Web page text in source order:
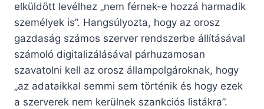
elküldött levélhez „nem férnek-e hozzá harmadik
személyek is”. Hangsúlyozta, hogy az orosz
gazdaság számos szerver rendszerbe állításával
számoló digitalizálásával párhuzamosan
szavatolni kell az orosz állampolgároknak, hogy
„az adataikkal semmi sem történik és hogy ezek
a szerverek nem kerülnek szankciós listákra”.